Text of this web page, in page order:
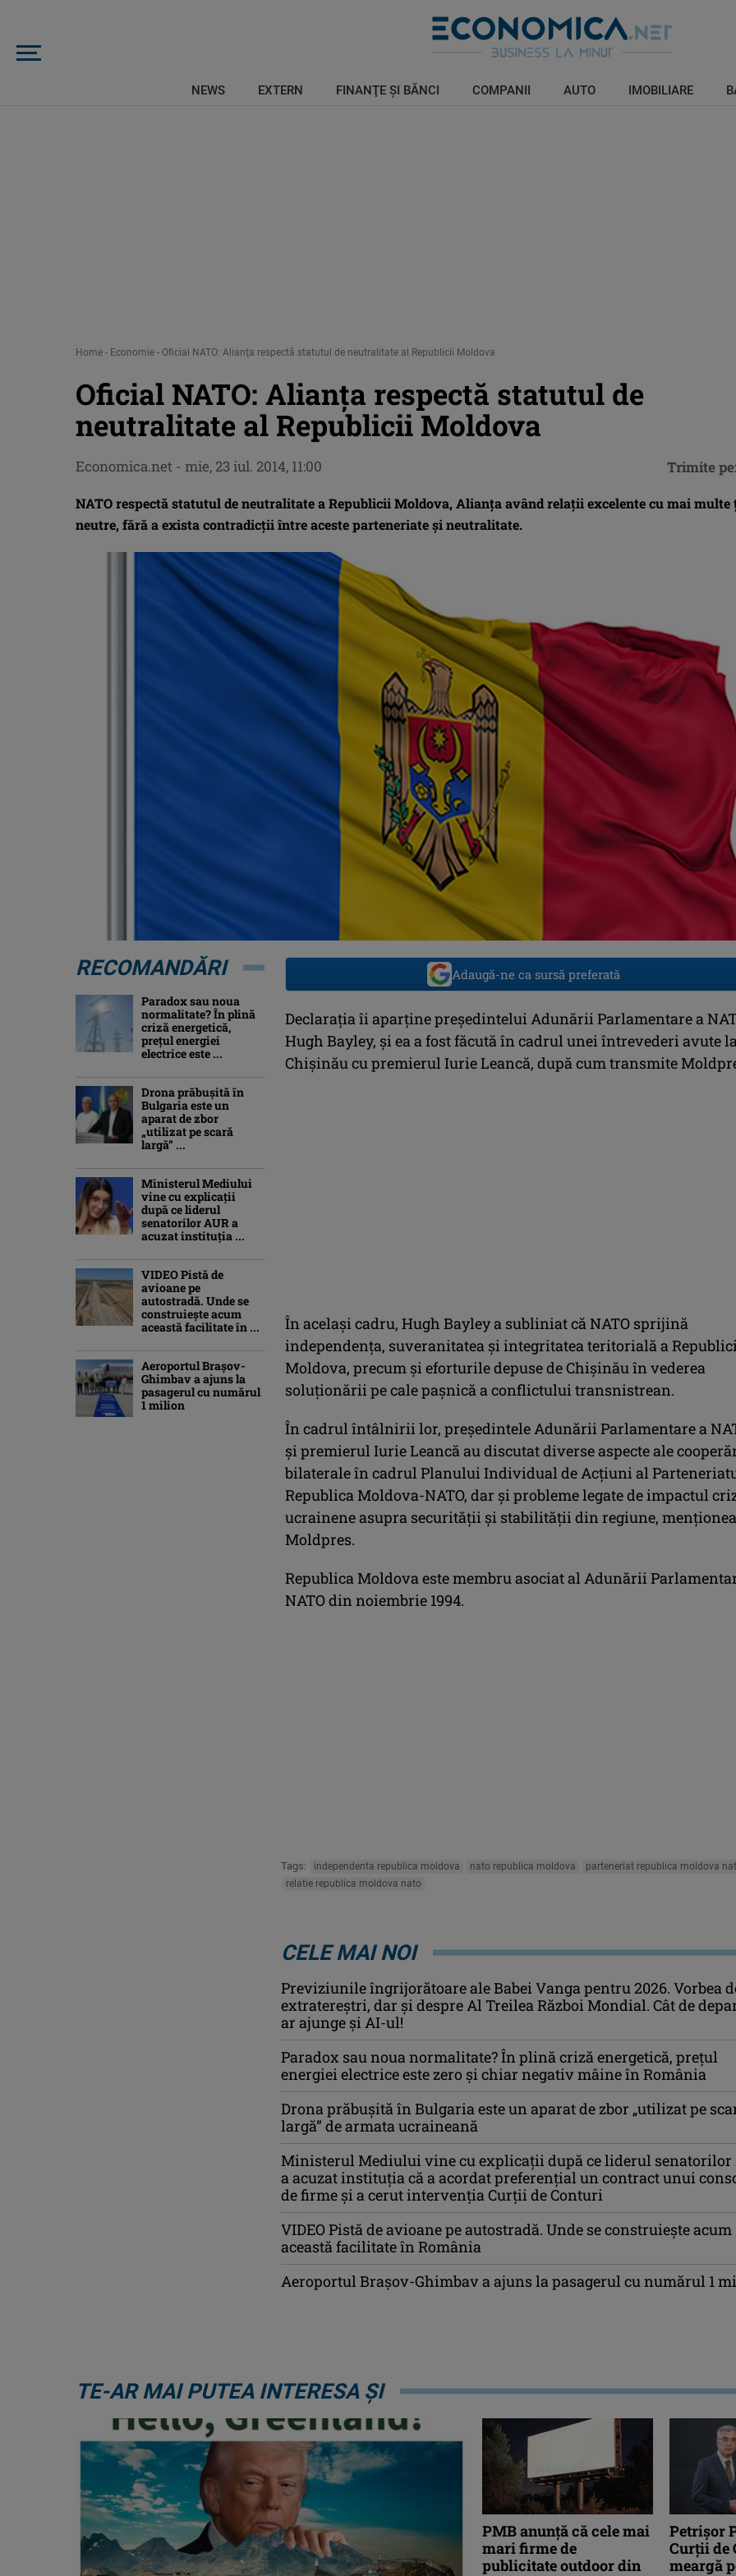
NEWS EXTERN FINANŢE ŞI BĂNCI COMPANII AUTO IMOBILIARE
Home - Economie - Oficial NATO: Alianţa respectă statutul de neutralitate al Republicii Moldova
Oficial NATO: Alianţa respectă statutul de
neutralitate al Republicii Moldova
NATO respectă statutul de neutralitate a Republicii Moldova, Alianţa având relaţii excelente cu mai multe
neutre, fără a exista contradicţii între aceste parteneriate şi neutralitate.
Economica.net - mie, 23 iul. 2014, 11:00 Trimite pe:
Adaugă-ne ca sursă preferată
Declaraţia îi aparţine preşedintelui Adunării Parlamentare a
Hugh Bayley, şi ea a fost făcută în cadrul unei întrevederi avute la
Chişinău cu premierul Iurie Leancă, după cum transmite
În acelaşi cadru, Hugh Bayley a subliniat că NATO sprijină
independenţa, suveranitatea şi integritatea teritorială a
Moldova, precum şi eforturile depuse de Chişinău în vederea
soluţionării pe cale paşnică a conflictului transnistrean.
În cadrul întâlnirii lor, preşedintele Adunării Parlamentare a
şi premierul Iurie Leancă au discutat diverse aspecte ale
bilaterale în cadrul Planului Individual de Acţiuni al
Republica Moldova-NATO, dar şi probleme legate de impactul
ucrainene asupra securităţii şi stabilităţii din regiune,
Moldpres.
Republica Moldova este membru asociat al Adunării
NATO din noiembrie 1994.
Tags: independenta republica moldova nato republica moldova
parteneriat republica moldova
relatie republica moldova nato
CELE MAI NOI
Previziunile îngrijorătoare ale Babei Vanga pentru 2026. Vorbea
extratereștri, dar și despre Al Treilea Război Mondial. Cât de
ar ajunge și AI-ul!
Paradox sau noua normalitate? În plină criză energetică, prețul
energiei electrice este zero și chiar negativ mâine în România
Drona prăbuşită în Bulgaria este un aparat de zbor „utilizat pe
largă” de armata ucraineană
Ministerul Mediului vine cu explicații după ce liderul senatorilor
a acuzat instituția că a acordat preferențial un contract unui
de firme și a cerut intervenția Curții de Conturi
VIDEO Pistă de avioane pe autostradă. Unde se construiește acum
această facilitate în România
Aeroportul Brașov-Ghimbav a ajuns la pasagerul cu numărul 1
RECOMANDĂRI
Paradox sau noua
normalitate? În plină
criză energetică,
prețul energiei
electrice este ...
Drona prăbuşită în
Bulgaria este un
aparat de zbor
„utilizat pe scară
largă” ...
Ministerul Mediului
vine cu explicații
după ce liderul
senatorilor AUR a
acuzat instituția ...
VIDEO Pistă de
avioane pe
autostradă. Unde se
construiește acum
această facilitate în ...
Aeroportul Brașov-
Ghimbav a ajuns la
pasagerul cu numărul
1 milion
TE-AR MAI PUTEA INTERESA ȘI
PMB anunță că cele mai
mari firme de
publicitate outdoor din
Petrişor
Curții de
meargă